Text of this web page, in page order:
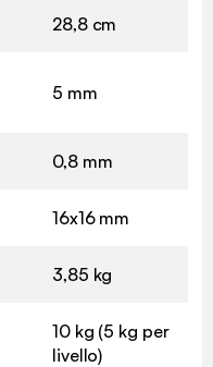
28,8 cm
5 mm
0,8 mm
16x16 mm
3,85 kg
10 kg (5 kg per
livello)